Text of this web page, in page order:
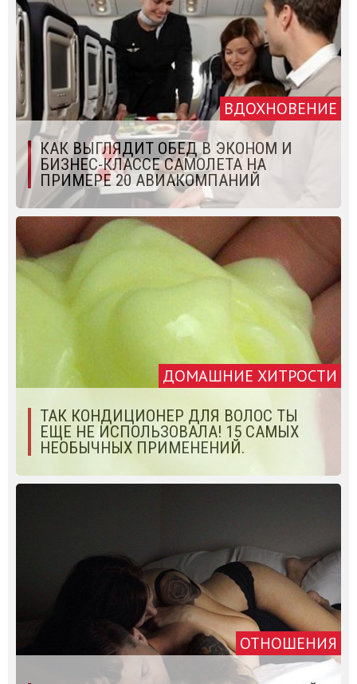
ВДОХНОВЕНИЕ
КАК ВЫГЛЯДИТ ОБЕД В ЭКОНОМ И
БИЗНЕС-КЛАССЕ САМОЛЕТА НА
ПРИМЕРЕ 20 АВИАКОМПАНИЙ
ДОМАШНИЕ ХИТРОСТИ
ТАК КОНДИЦИОНЕР ДЛЯ ВОЛОС ТЫ
ЕЩЕ НЕ ИСПОЛЬЗОВАЛА! 15 САМЫХ
НЕОБЫЧНЫХ ПРИМЕНЕНИЙ.
ОТНОШЕНИЯ